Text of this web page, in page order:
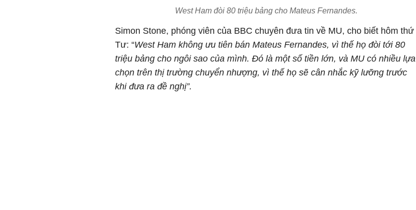
West Ham đòi 80 triệu bảng cho Mateus Fernandes.
Simon Stone, phóng viên của BBC chuyên đưa tin về MU, cho biết hôm thứ
Tư: “West Ham không ưu tiên bán Mateus Fernandes, vì thế họ đòi tới 80
triệu bảng cho ngôi sao của mình. Đó là một số tiền lớn, và MU có nhiều lựa
chọn trên thị trường chuyển nhượng, vì thế họ sẽ cân nhắc kỹ lưỡng trước
khi đưa ra đề nghị”.